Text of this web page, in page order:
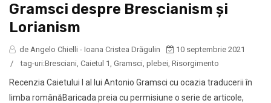
Gramsci despre Brescianism şi
Lorianism
de Angelo Chielli - Ioana Cristea Drăgulin
10 septembrie 2021
/
tag-uri:Bresciani, Caietul 1, Gramsci, plebei, Risorgimento
Recenzia Caietului I al lui Antonio Gramsci cu ocazia traducerii în
limba românăBaricada preia cu permisiune o serie de articole,